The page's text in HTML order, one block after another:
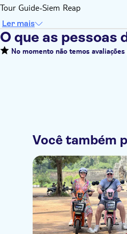
Tour Guide-Siem Reap
Ler mais
O que as pessoas
No momento não temos
Você também